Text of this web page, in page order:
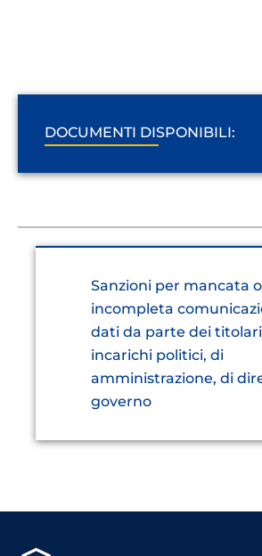
DOCUMENTI DISPONIBILI:
Sanzioni per mancata o
incompleta
dati da parte dei
incarichi politici, di
amministrazione, di
governo